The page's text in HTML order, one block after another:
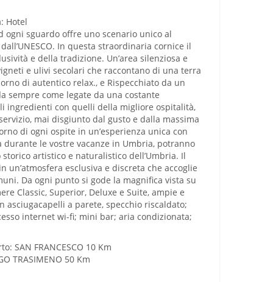
Hotel
ogni sguardo offre uno scenario unico al
In questa straordinaria cornice il
e della tradizione. Un’area silenziosa e
e ulivi secolari che raccontano di una terra
di autentico relax., e Rispecchiato da un
sempre come legate da una costante
ingredienti con quelli della migliore ospitalità,
mai disgiunto dal gusto e dalla massima
di ogni ospite in un’esperienza unica con
le vostre vacanze in Umbria, potranno
artistico e naturalistico dell’Umbria. Il
un’atmosfera esclusiva e discreta che accoglie
Da ogni punto si gode la magnifica vista su
Classic, Superior, Deluxe e Suite, ampie e
asciugacapelli a parete, specchio riscaldato;
internet wi-fi; mini bar; aria condizionata;
SAN FRANCESCO 10 Km
TRASIMENO 50 Km